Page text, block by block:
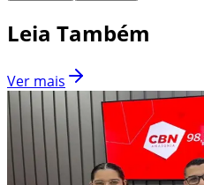
Leia Também
Ver mais